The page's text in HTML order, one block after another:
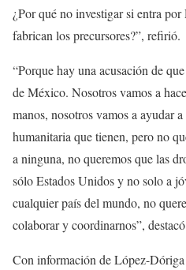
¿Por qué no investigar si entra
fabrican los precursores?”, refirió.
“Porque hay una acusación de
de México. Nosotros vamos a
manos, nosotros vamos a ayudar
humanitaria que tienen, pero no
a ninguna, no queremos que las
sólo Estados Unidos y no solo a
cualquier país del mundo, no
colaborar y coordinarnos”,
Con información de López-